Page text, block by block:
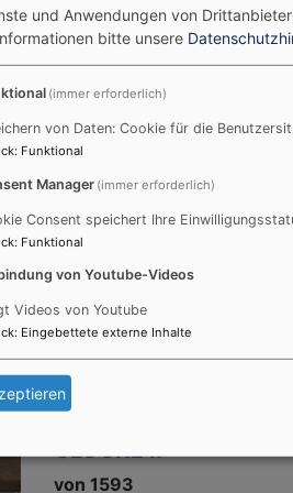
Georg Ernst Fuchs von
I) heute noch vorhanden ist.
älteste Glocke im Turm.
Die Henkel der Krone sind
der Krone berichtet vom Gießer
werden der Stifter der Glocke
am Schlagrand nennt
GLOCKE II
von 1593
und Anwendungen von
bitte unsere
(immer erforderlich)
von Daten: Cookie für die
: Funktional
Manager (immer erforderlich)
Consent speichert Ihre
: Funktional
von Youtube-Videos
Videos von Youtube
: Eingebettete externe Inhalte